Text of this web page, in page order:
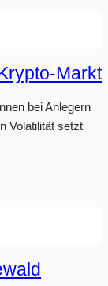
Markt
bei Anlegern
Volatilität setzt